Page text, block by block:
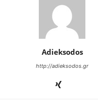
Adieksodos
http://adieksodos.gr